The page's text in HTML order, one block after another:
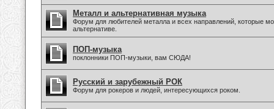
Металл и альтернативная музыка
Форум для любителей металла и всех направлений, которые
альтернативе.
ПОП-музыка
поклонники ПОП-музыки, вам СЮДА!
Русский и зарубежный РОК
Форум для рокеров и людей, интересующихся роком.